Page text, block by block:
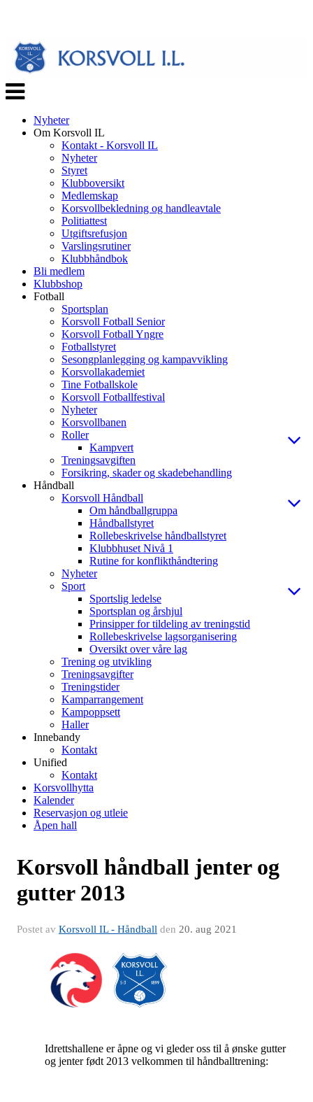
Veksle
navigasjon
Nyheter
Om Korsvoll IL
Kontakt - Korsvoll IL
Nyheter
Styret
Klubboversikt
Medlemskap
Korsvollbekledning og handleavtale
Politiattest
Utgiftsrefusjon
Varslingsrutiner
Klubbhåndbok
Bli medlem
Klubbshop
Fotball
Sportsplan
Korsvoll Fotball Senior
Korsvoll Fotball Yngre
Fotballstyret
Sesongplanlegging og kampavvikling
Korsvollakademiet
Tine Fotballskole
Korsvoll Fotballfestival
Nyheter
Korsvollbanen
Roller
Kampvert
Treningsavgiften
Forsikring, skader og skadebehandling
Håndball
Korsvoll Håndball
Om håndballgruppa
Håndballstyret
Rollebeskrivelse håndballstyret
Klubbhuset Nivå 1
Rutine for konflikthåndtering
Nyheter
Sport
Sportslig ledelse
Sportsplan og årshjul
Prinsipper for tildeling av treningstid
Rollebeskrivelse lagsorganisering
Oversikt over våre lag
Trening og utvikling
Treningsavgifter
Treningstider
Kamparrangement
Kampoppsett
Haller
Innebandy
Kontakt
Unified
Kontakt
Korsvollhytta
Kalender
Reservasjon og utleie
Åpen hall
Korsvoll håndball jenter og
gutter 2013
Postet av Korsvoll IL - Håndball den 20. aug 2021
Idrettshallene er åpne og vi gleder oss til å ønske gutter
og jenter født 2013 velkommen til håndballtrening: